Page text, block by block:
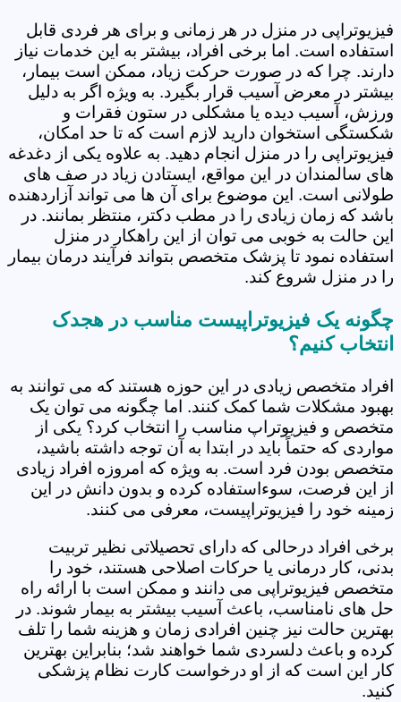
فیزیوتراپی در منزل در هر زمانی و برای هر فردی قابل
استفاده است. اما برخی افراد، بیشتر به این خدمات نیاز
دارند. چرا که در صورت حرکت زیاد، ممکن است بیمار،
بیشتر در معرض آسیب قرار بگیرد. به ویژه اگر به دلیل
ورزش، آسیب دیده یا مشکلی در ستون فقرات و
شکستگی استخوان دارید لازم است که تا حد امکان،
فیزیوتراپی را در منزل انجام دهید. به علاوه یکی از دغدغه
های سالمندان در این مواقع، ایستادن زیاد در صف های
طولانی است. این موضوع برای آن ها می تواند آزاردهنده
باشد که زمان زیادی را در مطب دکتر، منتظر بمانند. در
این حالت به خوبی می توان از این راهکار در منزل
استفاده نمود تا پزشک متخصص بتواند فرآیند درمان بیمار
را در منزل شروع کند.
چگونه یک فیزیوتراپیست مناسب در هجدک
انتخاب کنیم؟
افراد متخصص زیادی در این حوزه هستند که می توانند به
بهبود مشکلات شما کمک کنند. اما چگونه می توان یک
متخصص و فیزیوتراپ مناسب را انتخاب کرد؟ یکی از
مواردی که حتماً باید در ابتدا به آن توجه داشته باشید،
متخصص بودن فرد است. به ویژه که امروزه افراد زیادی
از این فرصت، سوءاستفاده کرده و بدون دانش در این
زمینه خود را فیزیوتراپیست، معرفی می کنند.
برخی افراد درحالی که دارای تحصیلاتی نظیر تربیت
بدنی، کار درمانی یا حرکات اصلاحی هستند، خود را
متخصص فیزیوتراپی می دانند و ممکن است با ارائه راه
حل های نامناسب، باعث آسیب بیشتر به بیمار شوند. در
بهترین حالت نیز چنین افرادی زمان و هزینه شما را تلف
کرده و باعث دلسردی شما خواهند شد؛ بنابراین بهترین
کار این است که از او درخواست کارت نظام پزشکی
کنید.